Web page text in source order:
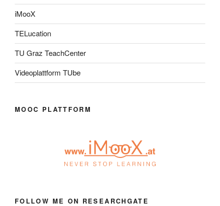
iMooX
TELucation
TU Graz TeachCenter
Videoplattform TUbe
MOOC PLATTFORM
FOLLOW ME ON RESEARCHGATE